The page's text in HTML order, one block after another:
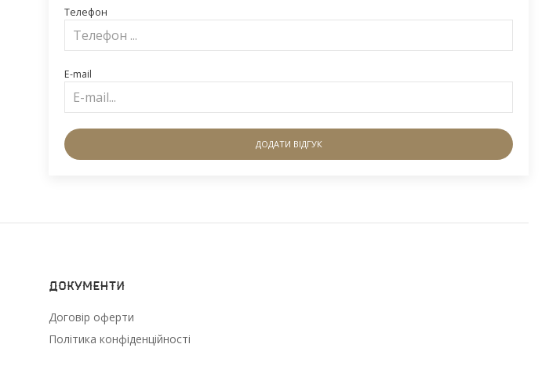
Телефон
E-mail
ДОДАТИ ВІДГУК
Документи
Договір оферти
Політика конфіденційності